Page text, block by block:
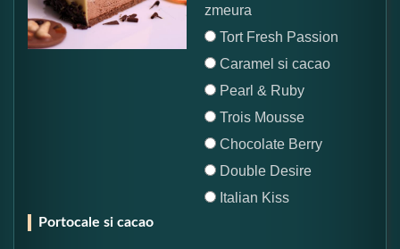
zmeura
Tort Fresh Passion
Caramel si cacao
Pearl & Ruby
Trois Mousse
Chocolate Berry
Double Desire
Italian Kiss
Portocale si cacao